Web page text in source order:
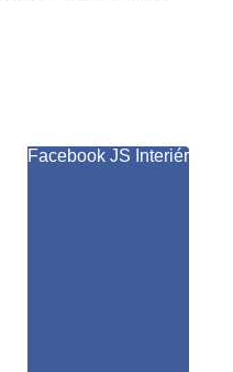
Facebook JS Interiér